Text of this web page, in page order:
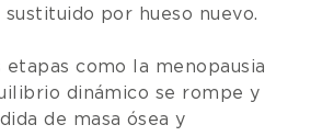
por hueso nuevo.
etapas como la menopausia
dinámico se rompe y
de masa ósea y